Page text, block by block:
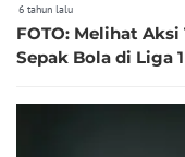
6 tahun lalu
FOTO: Melihat
Sepak Bola di Liga